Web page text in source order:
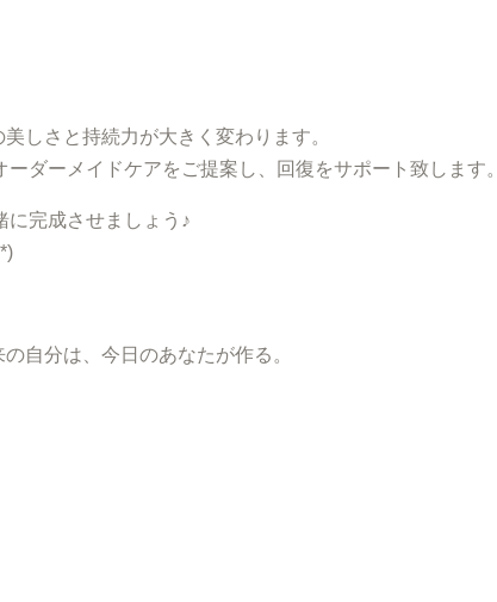
しさと持続力が大きく変わります。
ダーメイドケアをご提案し、回復をサポート致します。
に完成させましょう♪
自分は、今日のあなたが作る。